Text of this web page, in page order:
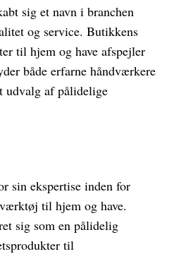
sig et navn i branchen
og service. Butikkens
til hjem og have afspejler
både erfarne håndværkere
udvalg af pålidelige
sin ekspertise inden for
til hjem og have.
sig som en pålidelig
til